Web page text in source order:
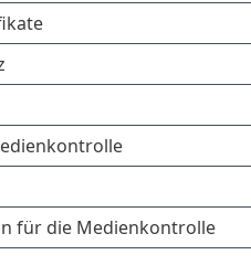
für die Medienkontrolle